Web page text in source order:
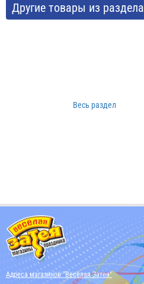
Другие товары из раздела
Весь раздел
Адреса магазинов "Весёлая Затея"